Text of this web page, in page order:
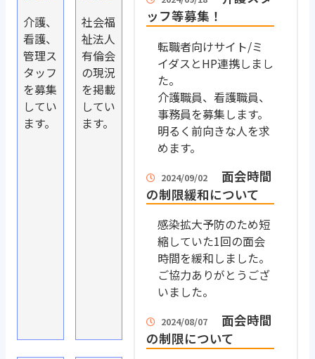
介護、
看護、
管理ス
タッフ
を募集
してい
ます。
社会福
祉法人
有倫会
の現況
を掲載
してい
ます。
ッフ等募集！
転職者向けサイト/ミ
イダスとHP連携しまし
た。
介護職員、看護職員、
事務員を募集します。
明るく前向きな人を求
めます。
2024/09/02
面会時間
の制限緩和について
感染拡大予防のため短
縮していた1回の面会
時間を緩和しました。
ご協力ありがとうござ
いました。
2024/08/07
面会時間
の制限について